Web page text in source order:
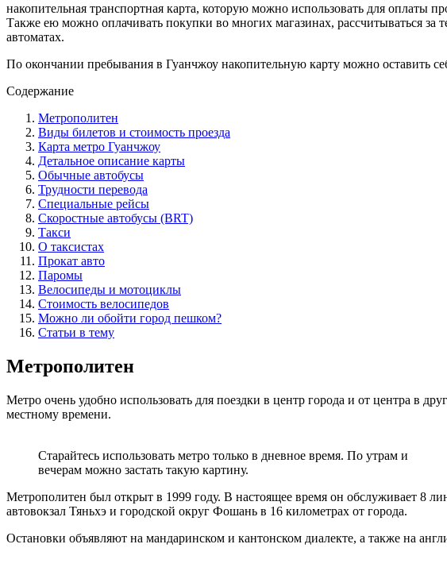
накопительная транспортная карта, которую можно использовать для оплаты
Также ею можно оплачивать покупки во многих магазинах, рассчитываться
автоматах.
По окончании пребывания в Гуанчжоу накопительную карту можно оставить
Содержание
Метрополитен
Виды билетов и стоимость проезда
Карта метро Гуанчжоу
Детальное описание карты
Обычные автобусы
Трудности перевода
Специальные рейсы
Скоростные автобусы (BRT)
Такси
О таксистах
Прокат авто
Паромы
Велосипеды и мотоциклы
Стоимость велосипедов
Можно ли обойти город пешком?
Статьи в тему
Метрополитен
Метро очень удобно использовать для поездки в центр города и от центра в
местному времени.
Старайтесь использовать метро только в дневное время. По утрам и
вечерам можно застать такую картину.
Метрополитен был открыт в 1999 году. В настоящее время он обслуживает 8
автовокзал Тяньхэ и городской округ Фошань в 16 километрах от города.
Остановки объявляют на мандаринском и кантонском диалекте, а также на